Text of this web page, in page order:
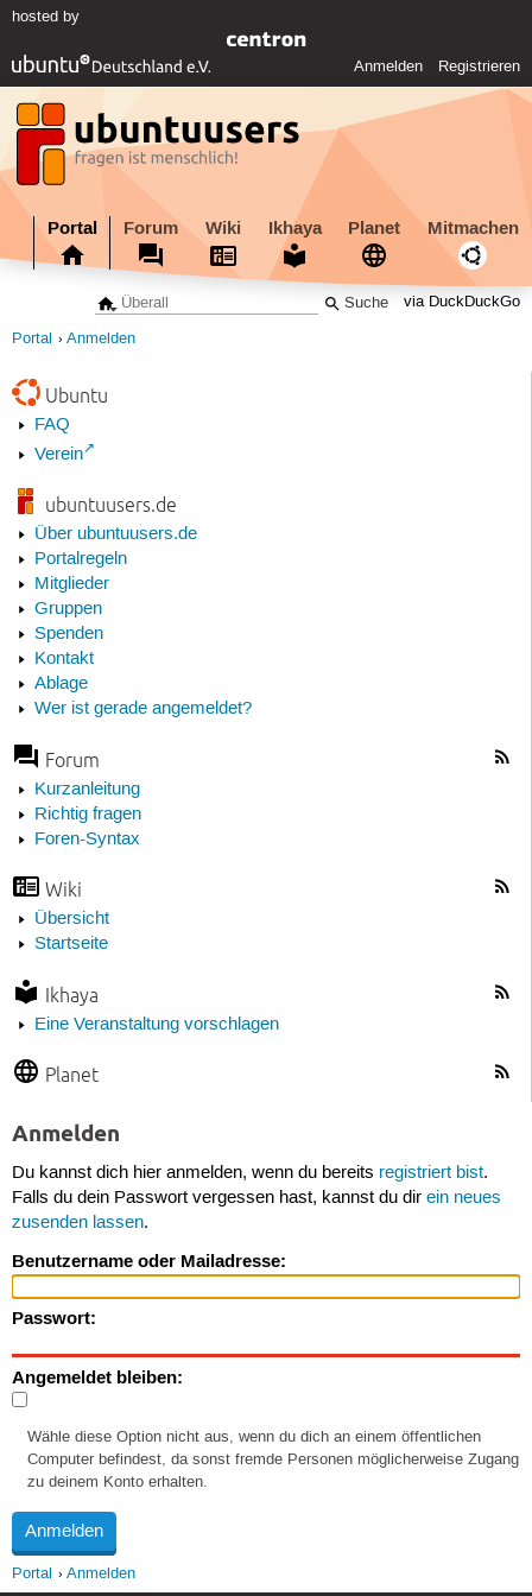
hosted by
Anmelden Registrieren
Portal Forum Wiki Ikhaya Planet Mitmachen
via DuckDuckGo
Portal Anmelden
Ubuntu
FAQ
Verein
ubuntuusers.de
Über ubuntuusers.de
Portalregeln
Mitglieder
Gruppen
Spenden
Kontakt
Ablage
Wer ist gerade angemeldet?
Forum
Kurzanleitung
Richtig fragen
Foren-Syntax
Wiki
Übersicht
Startseite
Ikhaya
Eine Veranstaltung vorschlagen
Planet
Anmelden
Du kannst dich hier anmelden, wenn du bereits registriert bist.
Falls du dein Passwort vergessen hast, kannst du dir ein neues
zusenden lassen.
Benutzername oder Mailadresse:
Passwort:
Angemeldet bleiben:
Wähle diese Option nicht aus, wenn du dich an einem öffentlichen
Computer befindest, da sonst fremde Personen möglicherweise Zugang
zu deinem Konto erhalten.
Portal Anmelden